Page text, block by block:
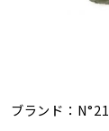
ブランド： N°21